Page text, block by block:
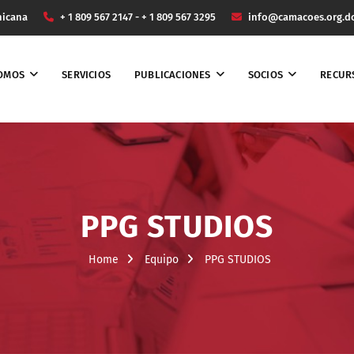
+ 1 809 567 2147 - + 1 809 567 3295
SERVICIOS PUBLICACIONES SOCIOS
PPG STUDIOS
Home Equipo PPG STUDIOS